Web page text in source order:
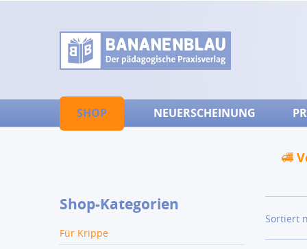
SHOP NEUERSCHEINUNG
Sortiert
Shop-Kategorien
Für Krippe